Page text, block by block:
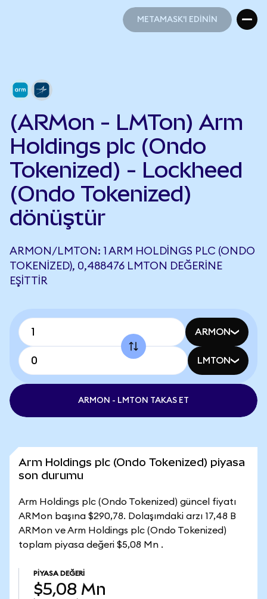
METAMASK'I EDİNİN
(ARMon - LMTon) Arm
Holdings plc (Ondo
Tokenized) - Lockheed
(Ondo Tokenized)
dönüştür
ARMON/LMTON: 1 ARM HOLDINGS PLC (ONDO
TOKENIZED), 0,488476 LMTON DEĞERINE
EŞITTIR
ARMON
LMTON
ARMON - LMTON TAKAS ET
Arm Holdings plc (Ondo Tokenized) piyasa
son durumu
Arm Holdings plc (Ondo Tokenized) güncel fiyatı
ARMon başına $290,78. Dolaşımdaki arzı 17,48 B
ARMon ve Arm Holdings plc (Ondo Tokenized)
toplam piyasa değeri $5,08 Mn .
PIYASA DEĞERI
$5,08 Mn